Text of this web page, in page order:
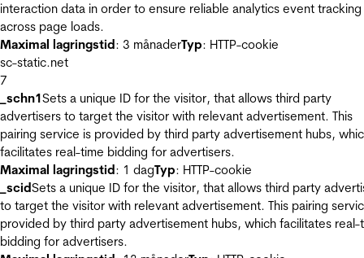
interaction data in order to ensure reliable analytics event tracking
across page loads.
Maximal lagringstid: 3 månaderTyp: HTTP-cookie
sc-static.net
7
_schn1Sets a unique ID for the visitor, that allows third party
advertisers to target the visitor with relevant advertisement. This
pairing service is provided by third party advertisement hubs,
facilitates real-time bidding for advertisers.
Maximal lagringstid: 1 dagTyp: HTTP-cookie
_scidSets a unique ID for the visitor, that allows third party
to target the visitor with relevant advertisement. This pairing
provided by third party advertisement hubs, which facilitates real-
bidding for advertisers.